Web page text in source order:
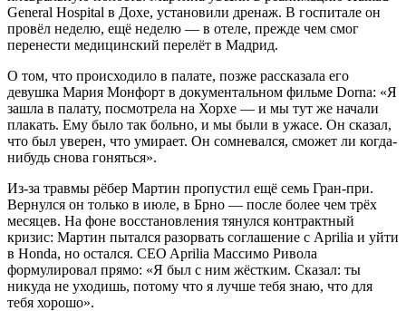
General Hospital в Дохе, установили дренаж. В госпитале он
провёл неделю, ещё неделю — в отеле, прежде чем смог
перенести медицинский перелёт в Мадрид.
О том, что происходило в палате, позже рассказала его
девушка Мария Монфорт в документальном фильме Dorna: «Я
зашла в палату, посмотрела на Хорхе — и мы тут же начали
плакать. Ему было так больно, и мы были в ужасе. Он сказал,
что был уверен, что умирает. Он сомневался, сможет ли когда-
нибудь снова гоняться».
Из-за травмы рёбер Мартин пропустил ещё семь Гран-при.
Вернулся он только в июле, в Брно — после более чем трёх
месяцев. На фоне восстановления тянулся контрактный
кризис: Мартин пытался разорвать соглашение с Aprilia и уйти
в Honda, но остался. CEO Aprilia Массимо Ривола
формулировал прямо: «Я был с ним жёстким. Сказал: ты
никуда не уходишь, потому что я лучше тебя знаю, что для
тебя хорошо».